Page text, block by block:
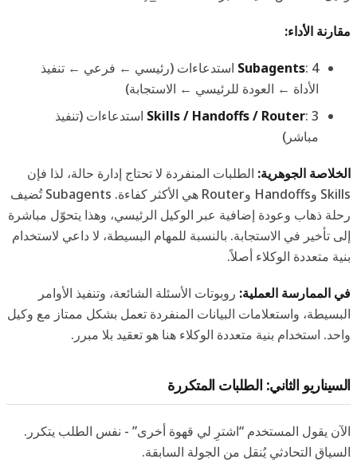
مقارنة الأداء:
Subagents : 4 استدعاءات (رئيسي ← فرعي ← تنفيذ
الأداة ← العودة للرئيسي ← الاستجابة)
Skills / Handoffs / Router : 3 استدعاءات (تنفيذ
مباشر)
الخلاصة الجوهرية: الطلبات المنفردة لا تحتاج إدارة حالة، لذا فإن
Skills وHandoffs وRouter هي الأكثر كفاءة. Subagents تُضيف
رحلة ذهاب وعودة إضافية عبر الوكيل الرئيسي، وهذا يتحوّل مباشرة
إلى تأخير في الاستجابة. بالنسبة للمهام البسيطة، لا داعي لاستخدام
بنية متعددة الوكلاء أصلاً.
في الممارسة العملية: روبوتات الأسئلة الشائعة، وتنفيذ الأوامر
البسيطة، واستعلامات البيانات المنفردة تعمل بشكل ممتاز مع وكيل
واحد. استخدام بنية متعددة الوكلاء هنا هو تعقيد بلا مبرر.
السيناريو الثاني: الطلبات المتكررة
الآن يقول المستخدم “اشترِ لي قهوة أخرى” - نفس الطلب يتكرر.
السياق التحادثي يُنقل من الجولة السابقة.